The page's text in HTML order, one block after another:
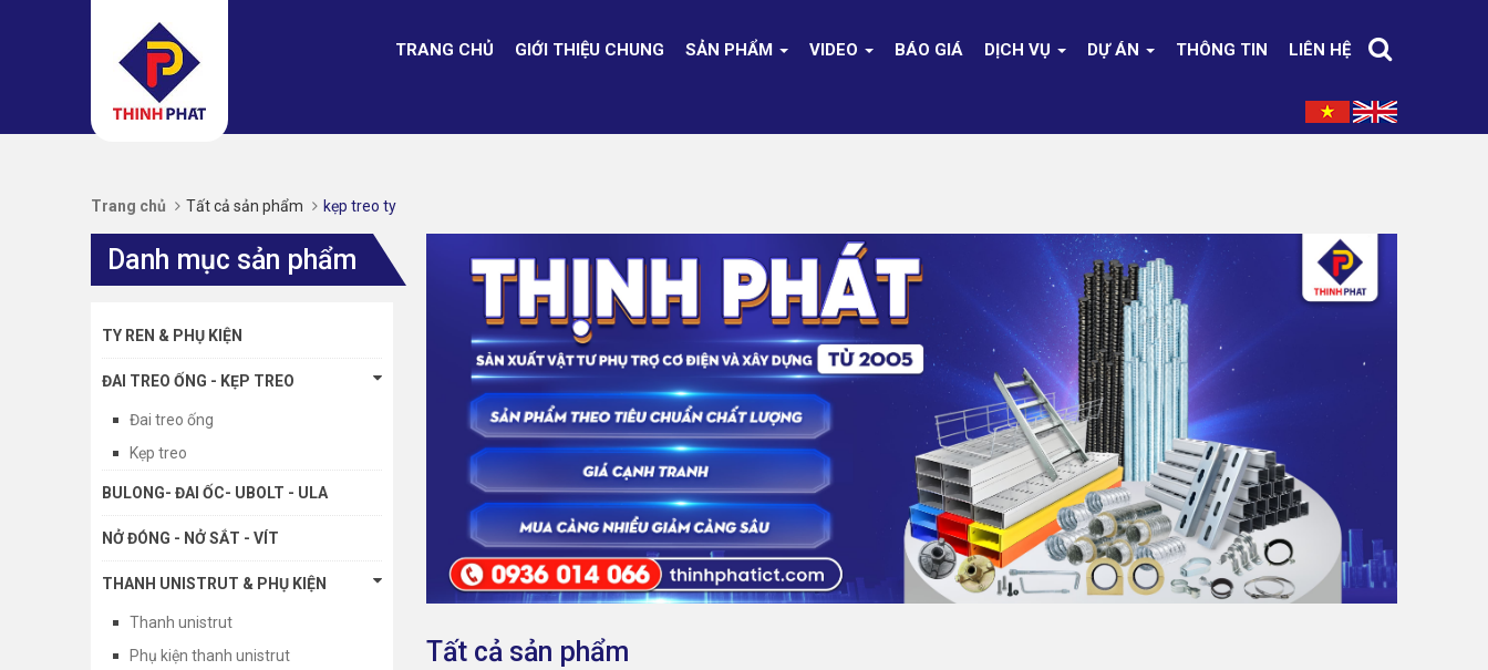
TRANG CHỦ GIỚI THIỆU CHUNG SẢN PHẨM VIDEO BÁO GIÁ DỊCH VỤ DỰ ÁN THÔNG TIN LIÊN HỆ
Trang chủ Tất cả sản phẩm kẹp treo ty
Tất cả sản phẩm
Danh mục sản phẩm
TY REN & PHỤ KIỆN
ĐAI TREO ỐNG - KẸP TREO
Đai treo ống
Kẹp treo
BULONG- ĐAI ỐC- UBOLT - ULA
NỞ ĐÓNG - NỞ SẮT - VÍT
THANH UNISTRUT & PHỤ KIỆN
Thanh unistrut
Phụ kiện thanh unistrut